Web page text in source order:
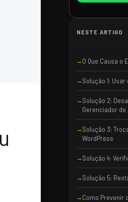
NESTE ARTIGO
O Que Causa o
Solução 1:
Solução 2:
Gerenciador de
Solução 3:
WordPress
Solução 4:
Solução 5:
Como Prevenir